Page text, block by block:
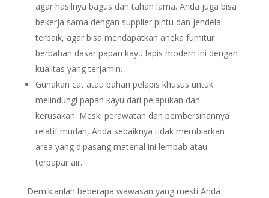
agar hasilnya bagus dan tahan lama. Anda juga bisa
bekerja sama dengan supplier pintu dan jendela
terbaik, agar bisa mendapatkan aneka furnitur
berbahan dasar papan kayu lapis modern ini dengan
kualitas yang terjamin.
Gunakan cat atau bahan pelapis khusus untuk
melindungi papan kayu dari pelapukan dan
kerusakan. Meski perawatan dan pembersihannya
relatif mudah, Anda sebaiknya tidak membiarkan
area yang dipasang material ini lembab atau
terpapar air.
Demikianlah beberapa wawasan yang mesti Anda